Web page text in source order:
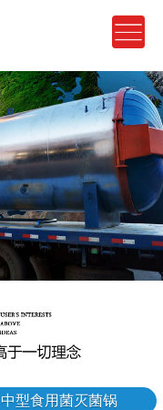
中型食用菌灭菌锅